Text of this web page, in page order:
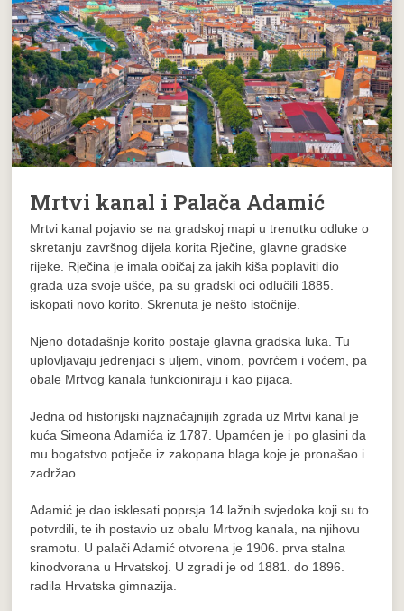
Mrtvi kanal i Palača Adamić
Mrtvi kanal pojavio se na gradskoj mapi u trenutku odluke o
skretanju završnog dijela korita Rječine, glavne gradske
rijeke. Rječina je imala običaj za jakih kiša poplaviti dio
grada uza svoje ušće, pa su gradski oci odlučili 1885.
iskopati novo korito. Skrenuta je nešto istočnije.
Njeno dotadašnje korito postaje glavna gradska luka. Tu
uplovljavaju jedrenjaci s uljem, vinom, povrćem i voćem, pa
obale Mrtvog kanala funkcioniraju i kao pijaca.
Jedna od historijski najznačajnijih zgrada uz Mrtvi kanal je
kuća Simeona Adamića iz 1787. Upamćen je i po glasini da
mu bogatstvo potječe iz zakopana blaga koje je pronašao i
zadržao.
Adamić je dao isklesati poprsja 14 lažnih svjedoka koji su to
potvrdili, te ih postavio uz obalu Mrtvog kanala, na njihovu
sramotu. U palači Adamić otvorena je 1906. prva stalna
kinodvorana u Hrvatskoj. U zgradi je od 1881. do 1896.
radila Hrvatska gimnazija.